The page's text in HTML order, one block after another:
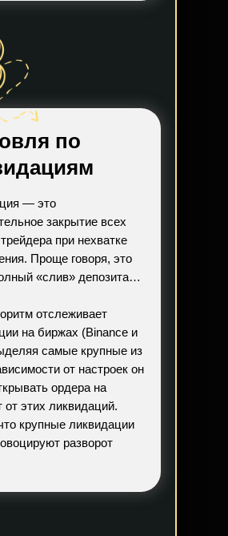
— это
закрытие всех
при нехватке
Проще говоря, это
«слив» депозита…
отслеживает
на биржах (Binance и
самые крупные из
от настроек он
ордера на
от этих ликвидаций.
крупные ликвидации
разворот
по